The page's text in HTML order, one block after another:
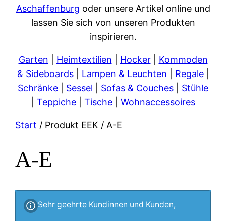
Aschaffenburg oder unsere Artikel online und
lassen Sie sich von unseren Produkten
inspirieren.
Garten Heimtextilien Hocker| Kommoden
& Sideboards| Lampen & Leuchten Regale|
Schränke
Sessel Sofas & Couches
Stühle
Teppiche| Tische| Wohnaccessoires
Start / Produkt EEK / A-E
A-E
Sehr geehrte Kundinnen und Kunden,